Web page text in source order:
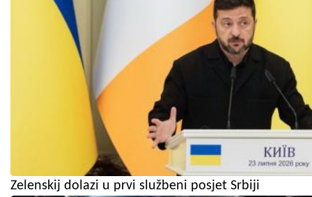
Zelenskij dolazi u prvi službeni posjet Srbiji